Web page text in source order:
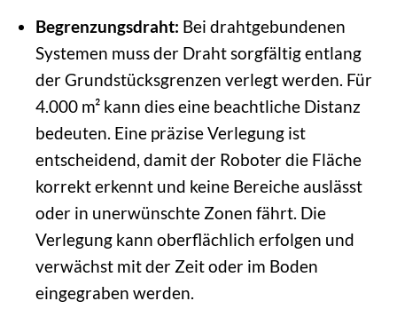
Begrenzungsdraht: Bei drahtgebundenen
Systemen muss der Draht sorgfältig entlang
der Grundstücksgrenzen verlegt werden. Für
4.000 m² kann dies eine beachtliche Distanz
bedeuten. Eine präzise Verlegung ist
entscheidend, damit der Roboter die Fläche
korrekt erkennt und keine Bereiche auslässt
oder in unerwünschte Zonen fährt. Die
Verlegung kann oberflächlich erfolgen und
verwächst mit der Zeit oder im Boden
eingegraben werden.